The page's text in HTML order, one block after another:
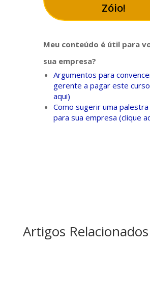
Zóio!
Meu conteúdo é útil para
sua empresa?
Argumentos para
gerente a pagar este
aqui)
Como sugerir uma palestra
para sua empresa (clique
Artigos Relacionados